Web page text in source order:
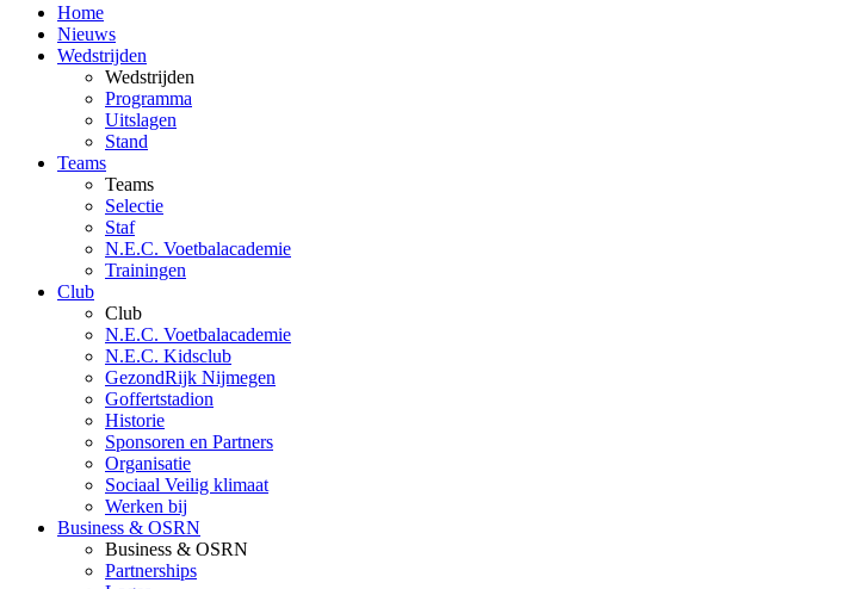
Home
Nieuws
Wedstrijden
Wedstrijden
Programma
Uitslagen
Stand
Teams
Teams
Selectie
Staf
N.E.C. Voetbalacademie
Trainingen
Club
Club
N.E.C. Voetbalacademie
N.E.C. Kidsclub
GezondRijk Nijmegen
Goffertstadion
Historie
Sponsoren en Partners
Organisatie
Sociaal Veilig klimaat
Werken bij
Business & OSRN
Business & OSRN
Partnerships